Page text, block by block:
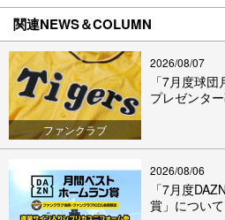
関連NEWS＆COLUMN
ファンクラブ
2026/08/07
「7月度球
プレゼンタ
2026/08/06
「7月度
賞」について